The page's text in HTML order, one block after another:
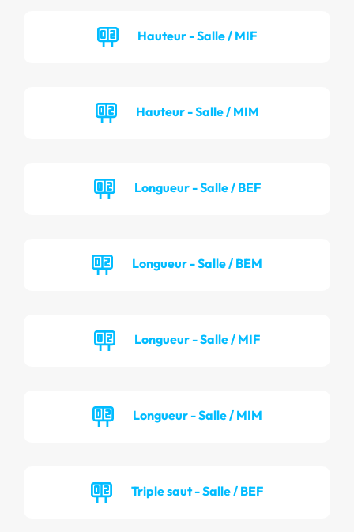
Hauteur - Salle / MIF
Hauteur - Salle / MIM
Longueur - Salle / BEF
Longueur - Salle / BEM
Longueur - Salle / MIF
Longueur - Salle / MIM
Triple saut - Salle / BEF